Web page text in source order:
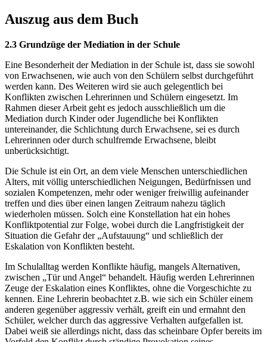
Auszug aus dem Buch
2.3 Grundzüge der Mediation in der Schule
Eine Besonderheit der Mediation in der Schule ist, dass sie sowohl
von Erwachsenen, wie auch von den Schülern selbst durchgeführt
werden kann. Des Weiteren wird sie auch gelegentlich bei
Konflikten zwischen Lehrerinnen und Schülern eingesetzt. Im
Rahmen dieser Arbeit geht es jedoch ausschließlich um die
Mediation durch Kinder oder Jugendliche bei Konflikten
untereinander, die Schlichtung durch Erwachsene, sei es durch
Lehrerinnen oder durch schulfremde Erwachsene, bleibt
unberücksichtigt.
Die Schule ist ein Ort, an dem viele Menschen unterschiedlichen
Alters, mit völlig unterschiedlichen Neigungen, Bedürfnissen und
sozialen Kompetenzen, mehr oder weniger freiwillig aufeinander
treffen und dies über einen langen Zeitraum nahezu täglich
wiederholen müssen. Solch eine Konstellation hat ein hohes
Konfliktpotential zur Folge, wobei durch die Langfristigkeit der
Situation die Gefahr der „Aufstauung“ und schließlich der
Eskalation von Konflikten besteht.
Im Schulalltag werden Konflikte häufig, mangels Alternativen,
zwischen „Tür und Angel“ behandelt. Häufig werden Lehrerinnen
Zeuge der Eskalation eines Konfliktes, ohne die Vorgeschichte zu
kennen. Eine Lehrerin beobachtet z.B. wie sich ein Schüler einem
anderen gegenüber aggressiv verhält, greift ein und ermahnt den
Schüler, welcher durch das aggressive Verhalten aufgefallen ist.
Dabei weiß sie allerdings nicht, dass das scheinbare Opfer bereits im